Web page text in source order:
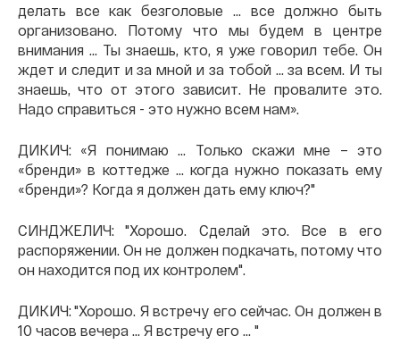
делать все как безголовые ... все должно быть
организовано. Потому что мы будем в центре
внимания ... Ты знаешь, кто, я уже говорил тебе. Он
ждет и следит и за мной и за тобой ... за всем. И ты
знаешь, что от этого зависит. Не провалите это.
Надо справиться - это нужно всем нам».
ДИКИЧ: «Я понимаю ... Только скажи мне – это
«бренди» в коттедже ... когда нужно показать ему
«бренди»? Когда я должен дать ему ключ?"
СИНДЖЕЛИЧ: "Хорошо. Сделай это. Все в его
распоряжении. Он не должен подкачать, потому что
он находится под их контролем".
ДИКИЧ: "Хорошо. Я встречу его сейчас. Он должен в
10 часов вечера ... Я встречу его ... "